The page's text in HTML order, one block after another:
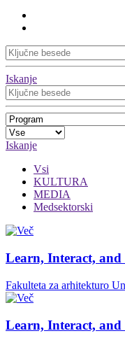
Iskanje
Iskanje
Vsi
KULTURA
MEDIA
Medsektorski
Learn, Interact,
Fakulteta za arhitekturo
Learn, Interact,